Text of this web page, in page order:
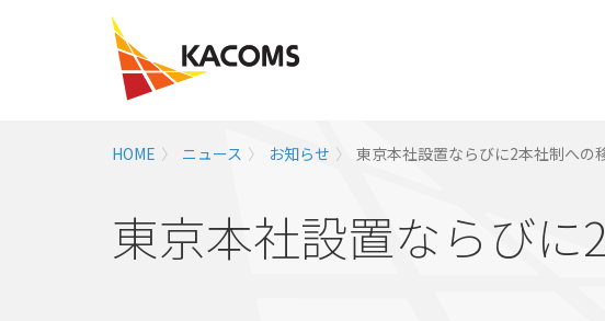
HOME ニュース お知らせ 東京本社設置ならびに2本社制への
東京本社設置ならびに